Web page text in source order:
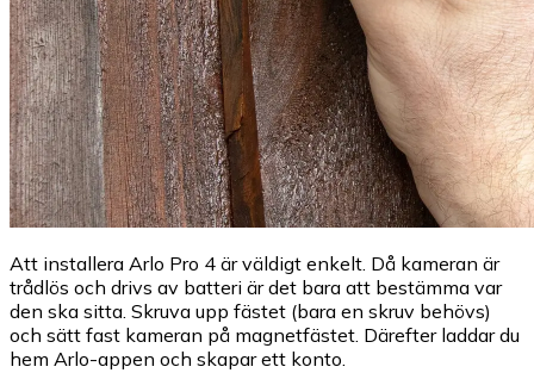
Att installera Arlo Pro 4 är väldigt enkelt. Då kameran är
trådlös och drivs av batteri är det bara att bestämma var
den ska sitta. Skruva upp fästet (bara en skruv behövs)
och sätt fast kameran på magnetfästet. Därefter laddar du
hem Arlo-appen och skapar ett konto.